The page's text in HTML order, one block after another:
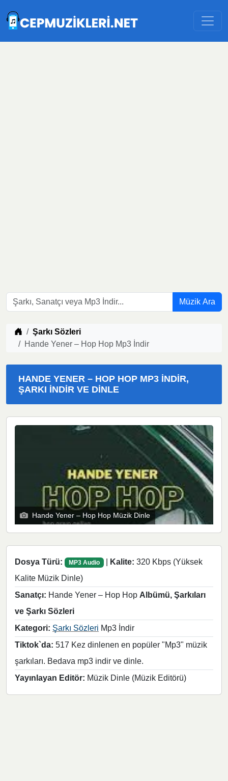
Müzik Ara
Müzik indir
Şarkı Sözleri
Hande Yener – Hop Hop Mp3 İndir
HANDE YENER – HOP HOP MP3 İNDIR,
ŞARKI İNDIR VE DINLE
Hande Yener – Hop Hop Müzik Dinle
Dosya Türü: MP3 Audio | Kalite: 320 Kbps (Yüksek
Kalite Müzik Dinle)
Sanatçı: Hande Yener – Hop Hop Albümü, Şarkıları
ve Şarkı Sözleri
Kategori: Şarkı Sözleri Mp3 İndir
Tiktok`da: 517 Kez dinlenen en popüler "Mp3" müzik
şarkıları. Bedava mp3 indir ve dinle.
Yayınlayan Editör: Müzik Dinle (Müzik Editörü)